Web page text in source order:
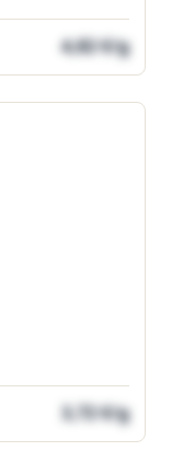
4,82 €/g
3,72 €/g